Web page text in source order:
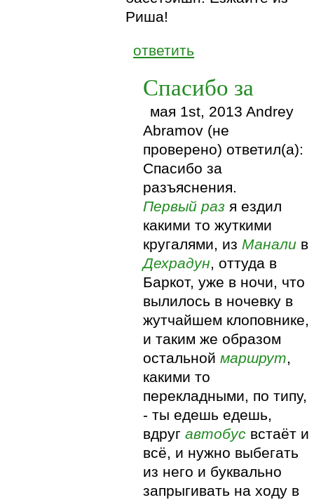
Риша!
ответить
Спасибо за
мая 1st, 2013 Andrey
Abramov (не
проверено) ответил(а):
Спасибо за
разъяснения.
Первый раз я ездил
какими то жуткими
кругалями, из Манали в
Дехрадун, оттуда в
Баркот, уже в ночи, что
вылилось в ночевку в
жутчайшем клоповнике,
и таким же образом
остальноймаршрут,
какими то
перекладными, по типу,
- ты едешь едешь,
вдругавтобус встаёт и
всё, и нужно выбегать
из него и буквально
запрыгивать на ходу в